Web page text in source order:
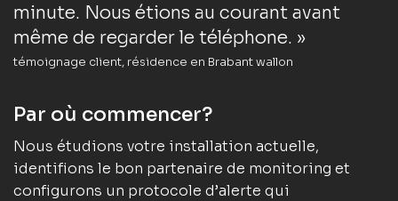
minute. Nous étions au courant avant
même de regarder le téléphone. »
témoignage client, résidence en Brabant wallon
Par où commencer?
Nous étudions votre installation actuelle,
identifions le bon partenaire de monitoring et
configurons un protocole d’alerte qui